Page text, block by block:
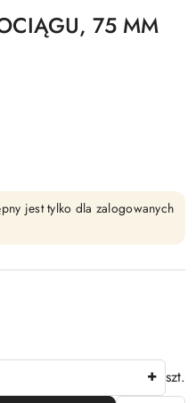
75 MM
jest tylko dla zalogowanych
szt.